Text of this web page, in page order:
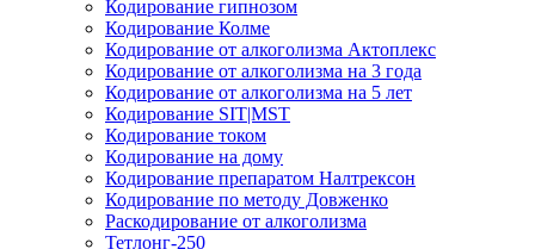
Кодирование гипнозом
Кодирование Колме
Кодирование от алкоголизма Актоплекс
Кодирование от алкоголизма на 3 года
Кодирование от алкоголизма на 5 лет
Кодирование SIT|MST
Кодирование током
Кодирование на дому
Кодирование препаратом Налтрексон
Кодирование по методу Довженко
Раскодирование от алкоголизма
Тетлонг-250